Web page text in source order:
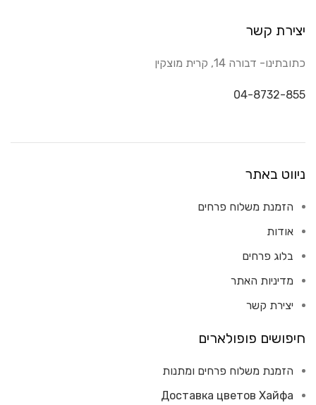
יצירת קשר
כתובתינו- דבורה 14, קרית מוצקין
04-8732-855
ניווט באתר
הזמנת משלוח פרחים
אודות
בלוג פרחים
מדיניות האתר
יצירת קשר
חיפושים פופולארים
הזמנת משלוח פרחים ומתנות
Доставка цветов Хайфа